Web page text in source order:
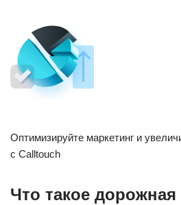
Оптимизируйте маркетинг и
с Calltouch
Что такое дорожная